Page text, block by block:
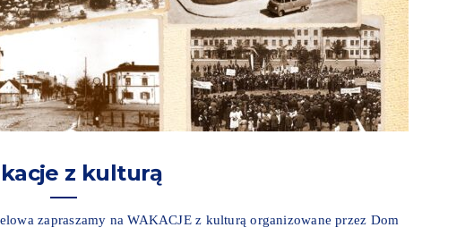
z kulturą
zapraszamy na WAKACJE z kulturą organizowane przez Dom